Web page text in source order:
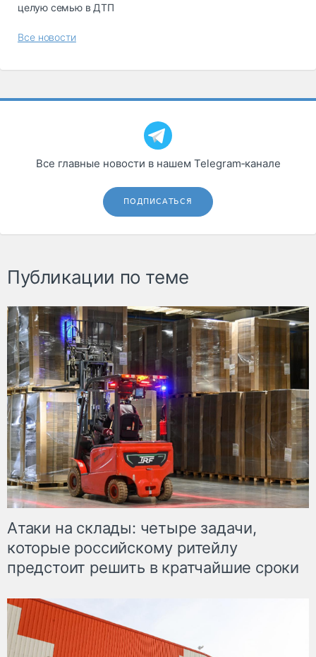
целую семью в ДТП
Все новости
Все главные новости в нашем Telegram‑канале
ПОДПИСАТЬСЯ
Публикации по теме
Атаки на склады: четыре задачи,
которые российскому ритейлу
предстоит решить в кратчайшие сроки